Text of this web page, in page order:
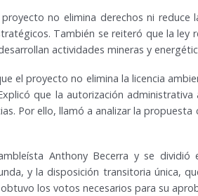
no elimina derechos ni
También se reiteró que la ley
actividades mineras y
el proyecto no elimina la licencia
que la autorización
Por ello, llamó a analizar la
Anthony Becerra y se
y la disposición transitoria única,
los votos necesarios para su